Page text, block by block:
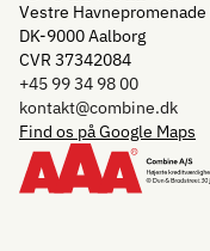
Vestre Havnepromenade
DK-9000 Aalborg
CVR 37342084
+45 99 34 98 00
kontakt@combine.dk
Find os på Google Maps